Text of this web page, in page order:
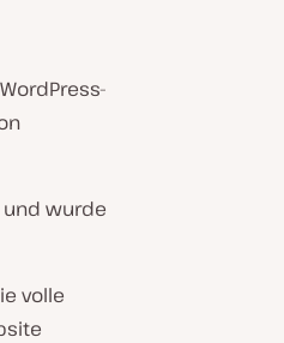
wurde
volle